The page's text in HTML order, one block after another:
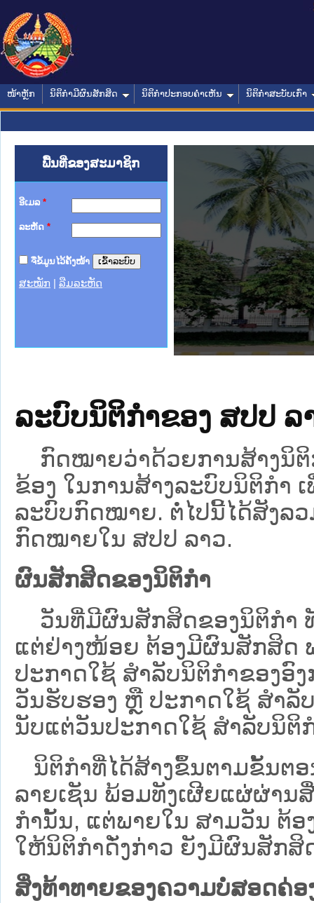
ໜ້າຫຼັກ ນິຕິກໍາມີຜົນສັກສິດ ນິຕິກໍາປະກອບຄໍາເຫັນ ນິຕິກໍາສະບັບເກົ່າ
ພື້ນທີ່ຂອງສະມາຊິກ
ອີເມລ *
ລະຫັດ *
ຈື່ຂໍ້ມູນໄວ້ຄັ້ງໜ້າ
ສະໝັກ ລືມລະຫັດ
ຊາຊົນ ພາກເໜືອ
ການ
ກາງ
ກໃຕ້
ນຕຳຫຼວດປະຊາຊົນ
ສັນຕິບານປະຊາຊົນ
ກເໜືອ
ຊາຊົນ ພາກກາງ
ລະບົບນິຕິກຳຂອງ ສປປ
ກົດໝາຍວ່າດ້ວຍການສ້າງນິຕິ
ຂ້ອງ ໃນການສ້າງລະບົບນິຕິກໍາ
ລະບົບກົດໝາຍ. ຕໍ່ໄປນີ້ໄດ້ສັງລ
ກົດໝາຍໃນ ສປປ ລາວ.
ຜົນສັກສິດຂອງນິຕິກຳ
ວັນທີ່ມີຜົນສັກສິດຂອງນິຕິກໍາ
ແຕ່ຢ່າງໜ້ອຍ ຕ້ອງມີຜົນສັກສິດ
ປະກາດໃຊ້ ສຳລັບນິຕິກຳຂອງອົ
ວັນຮັບຮອງ ຫຼື ປະກາດໃຊ້ ສໍາລັ
ນັບແຕ່ວັນປະກາດໃຊ້ ສຳລັບນິຕິ
ນິຕິກໍາທີ່ໄດ້ສ້າງຂຶ້ນຕາມຂັ້ນຕ
ລາຍເຊັນ ພ້ອມທັງເຜີຍແຜ່ຜ່ານ
ກຳນັ້ນ, ແຕ່ພາຍໃນ ສາມວັນ ຕ້ອ
ໃຫ້ນິຕິກຳດັ່ງກ່າວ ຍັງມີຜົນສັກສິ
ສິ່ງທ້າທາຍຂອງຄວາມບໍ່​ສອດ​ຄ່ອ